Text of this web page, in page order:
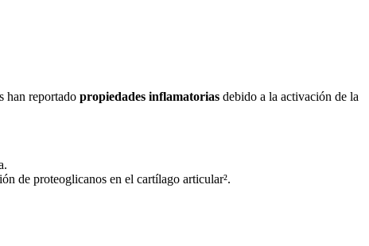
han reportado propiedades inflamatorias debido a la activación de la
de proteoglicanos en el cartílago articular².